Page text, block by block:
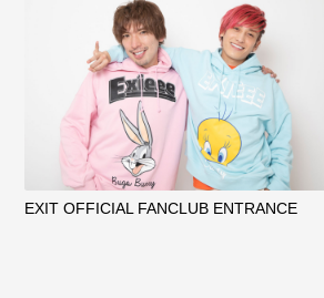
EXIT OFFICIAL FANCLUB ENTRANCE